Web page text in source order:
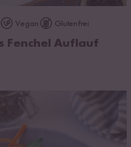
zum Rezept
Vegan Glutenfrei
Fenchel Auflauf